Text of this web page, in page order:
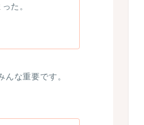
た。
な重要です。